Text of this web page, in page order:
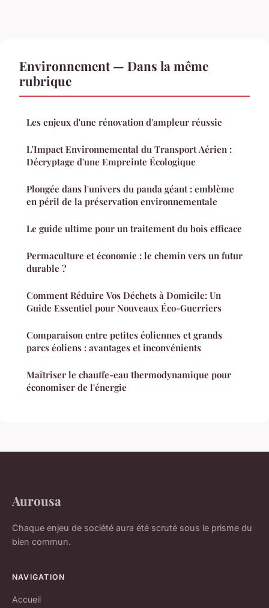
Environnement — Dans la même
rubrique
Les enjeux d'une rénovation d'ampleur réussie
L'Impact Environnemental du Transport Aérien :
Décryptage d'une Empreinte Écologique
Plongée dans l'univers du panda géant : emblème
en péril de la préservation environnementale
Le guide ultime pour un traitement du bois efficace
Permaculture et économie : le chemin vers un futur
durable ?
Comment Réduire Vos Déchets à Domicile: Un
Guide Essentiel pour Nouveaux Éco-Guerriers
Comparaison entre petites éoliennes et grands
parcs éoliens : avantages et inconvénients
Maîtriser le chauffe-eau thermodynamique pour
économiser de l'énergie
Aurousa
Chaque enjeu de société aura été scruté sous le prisme du
bien commun.
NAVIGATION
Accueil